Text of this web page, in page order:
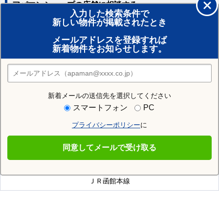
入力した検索条件で
新しい物件が掲載されたとき
メールアドレスを登録すれば
新着物件をお知らせします。
新着メールの送信先を選択してください
スマートフォン PC
プライバシーポリシーに
同意してメールで受け取る
アパマンショップの店舗に相談する
賃貸のプロがお部屋探し！
おまかせ物件リクエスト
住みたい街の店舗を探す
店舗検索
然別駅
余市郡仁木町を通る沿線
ＪＲ函館本線